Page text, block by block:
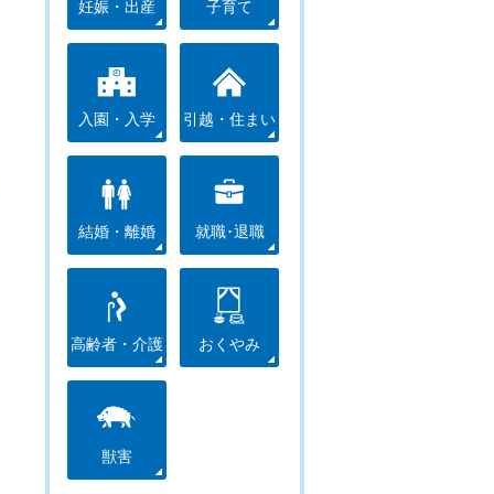
妊娠・出産 子育て
入園・入学 引越・住まい
結婚・離婚 就職･退職
高齢者・介護 おくやみ
獣害